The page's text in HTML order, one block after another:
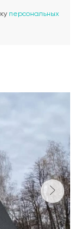
персональных